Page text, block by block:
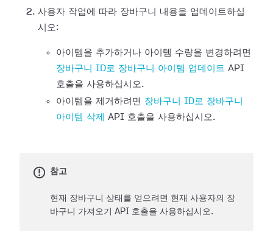
사용자 작업에 따라 장바구니 내용을 업데이트하십
시오:
아이템을 추가하거나 아이템 수량을 변경하려면
장바구니 ID로 장바구니 아이템 업데이트 API
호출을 사용하십시오.
아이템을 제거하려면 장바구니 ID로 장바구니
아이템 삭제
API 호출을 사용하십시오.
참고
현재 장바구니 상태를 얻으려면 현재 사용자의 장
바구니 가져오기 API 호출을 사용하십시오.